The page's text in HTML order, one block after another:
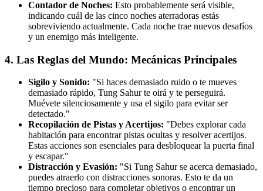
Contador de Noches: Esto probablemente será visible,
indicando cuál de las cinco noches aterradoras estás
sobreviviendo actualmente. Cada noche trae nuevos desafíos
y un enemigo más inteligente.
4. Las Reglas del Mundo: Mecánicas Principales
Sigilo y Sonido: "Si haces demasiado ruido o te mueves
demasiado rápido, Tung Sahur te oirá y te perseguirá.
Muévete silenciosamente y usa el sigilo para evitar ser
detectado."
Recopilación de Pistas y Acertijos: "Debes explorar cada
habitación para encontrar pistas ocultas y resolver acertijos.
Estas acciones son esenciales para desbloquear la puerta final
y escapar."
Distracción y Evasión: "Si Tung Sahur se acerca demasiado,
puedes atraerlo con distracciones sonoras. Esto te da un
tiempo precioso para completar objetivos o encontrar un